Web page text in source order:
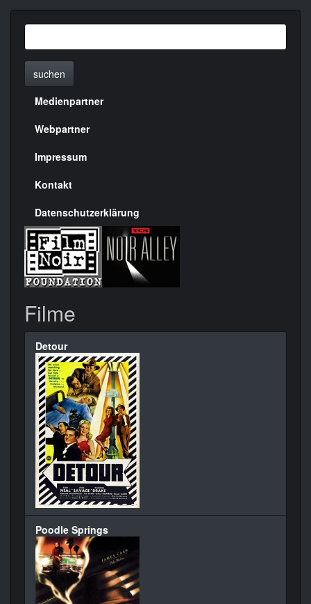
suchen
Menülinks
rechte
Seite
Medienpartner
Webpartner
Impressum
Kontakt
Datenschutzerklärung
Filme
Detour
Poodle Springs